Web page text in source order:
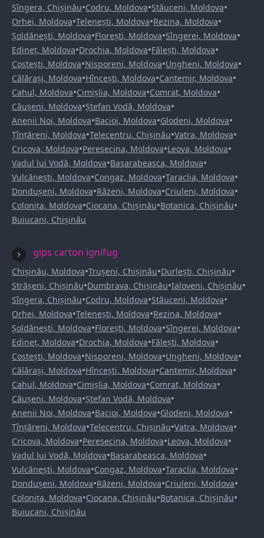
Sîngera, Chișinău•Codru, Moldova•Stăuceni, Moldova•
Orhei, Moldova•Telenești, Moldova•Rezina, Moldova•
Șoldănești, Moldova•Florești, Moldova•Sîngerei, Moldova•
Edineț, Moldova•Drochia, Moldova•Fălești, Moldova•
Costești, Moldova•Nisporeni, Moldova•Ungheni, Moldova•
Călărași, Moldova•Hîncești, Moldova•Cantemir, Moldova•
Cahul, Moldova•Cimișlia, Moldova•Comrat, Moldova•
Căușeni, Moldova•Ștefan Vodă, Moldova•
Anenii Noi, Moldova•Bacioi, Moldova•Glodeni, Moldova•
Țînțăreni, Moldova•Telecentru, Chișinău•Vatra, Moldova•
Cricova, Moldova•Peresecina, Moldova•Leova, Moldova•
Vadul lui Vodă, Moldova•Basarabeasca, Moldova•
Vulcănești, Moldova•Congaz, Moldova•Taraclia, Moldova•
Dondușeni, Moldova•Răzeni, Moldova•Criuleni, Moldova•
Colonița, Moldova•Ciocana, Chișinău•Botanica, Chișinău•
Buiucani, Chișinău
gips carton ignifug
Chișinău, Moldova•Trușeni, Chișinău•Durlești, Chișinău•
Strășeni, Chișinău•Dumbrava, Chișinău•Ialoveni, Chișinău•
Sîngera, Chișinău•Codru, Moldova•Stăuceni, Moldova•
Orhei, Moldova•Telenești, Moldova•Rezina, Moldova•
Șoldănești, Moldova•Florești, Moldova•Sîngerei, Moldova•
Edineț, Moldova•Drochia, Moldova•Fălești, Moldova•
Costești, Moldova•Nisporeni, Moldova•Ungheni, Moldova•
Călărași, Moldova•Hîncești, Moldova•Cantemir, Moldova•
Cahul, Moldova•Cimișlia, Moldova•Comrat, Moldova•
Căușeni, Moldova•Ștefan Vodă, Moldova•
Anenii Noi, Moldova•Bacioi, Moldova•Glodeni, Moldova•
Țînțăreni, Moldova•Telecentru, Chișinău•Vatra, Moldova•
Cricova, Moldova•Peresecina, Moldova•Leova, Moldova•
Vadul lui Vodă, Moldova•Basarabeasca, Moldova•
Vulcănești, Moldova•Congaz, Moldova•Taraclia, Moldova•
Dondușeni, Moldova•Răzeni, Moldova•Criuleni, Moldova•
Colonița, Moldova•Ciocana, Chișinău•Botanica, Chișinău•
Buiucani, Chișinău